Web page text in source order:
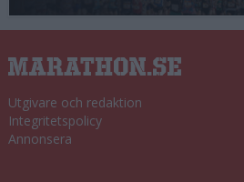
Utgivare och redaktion
Integritetspolicy
Annonsera